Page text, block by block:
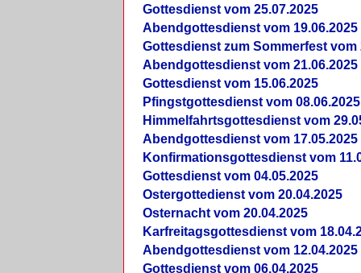
Gottesdienst vom 25.07.2025
Abendgottesdienst vom 19.06.2025
Gottesdienst zum Sommerfest vom
Abendgottesdienst vom 21.06.2025
Gottesdienst vom 15.06.2025
Pfingstgottesdienst vom 08.06.2025
Himmelfahrtsgottesdienst vom
Abendgottesdienst vom 17.05.2025
Konfirmationsgottesdienst vom
Gottesdienst vom 04.05.2025
Ostergottedienst vom 20.04.2025
Osternacht vom 20.04.2025
Karfreitagsgottesdienst vom
Abendgottesdienst vom 12.04.2025
Gottesdienst vom 06.04.2025